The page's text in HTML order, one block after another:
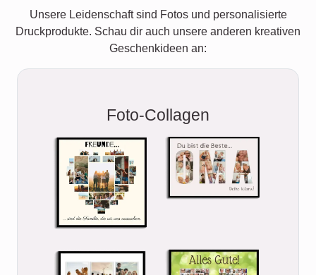
Unsere Leidenschaft sind Fotos und personalisierte
Druckprodukte. Schau dir auch unsere anderen kreativen
Geschenkideen an:
Foto-Collagen